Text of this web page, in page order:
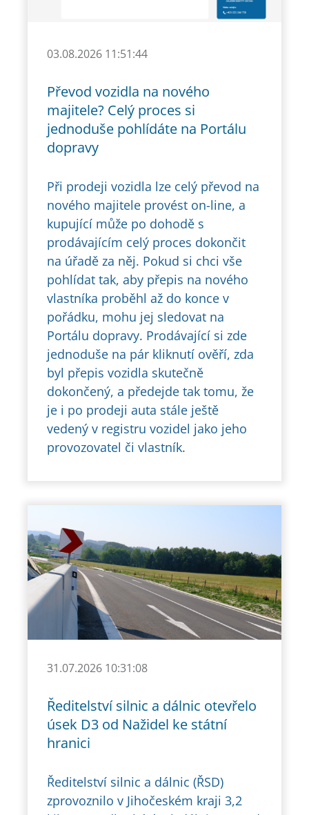
03.08.2026 11:51:44
Převod vozidla na nového
majitele? Celý proces si
jednoduše pohlídáte na Portálu
dopravy
Při prodeji vozidla lze celý převod na
nového majitele provést on-line, a
kupující může po dohodě s
prodávajícím celý proces dokončit
na úřadě za něj. Pokud si chci vše
pohlídat tak, aby přepis na nového
vlastníka proběhl až do konce v
pořádku, mohu jej sledovat na
Portálu dopravy. Prodávající si zde
jednoduše na pár kliknutí ověří, zda
byl přepis vozidla skutečně
dokončený, a předejde tak tomu, že
je i po prodeji auta stále ještě
vedený v registru vozidel jako jeho
provozovatel či vlastník.
31.07.2026 10:31:08
Ředitelství silnic a dálnic otevřelo
úsek D3 od Nažidel ke státní
hranici
Ředitelství silnic a dálnic (ŘSD)
zprovoznilo v Jihočeském kraji 3,2